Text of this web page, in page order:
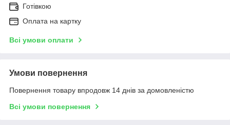
Готівкою
Оплата на картку
Всі умови оплати
Умови повернення
Повернення товару впродовж 14 днів за домовленістю
Всі умови повернення